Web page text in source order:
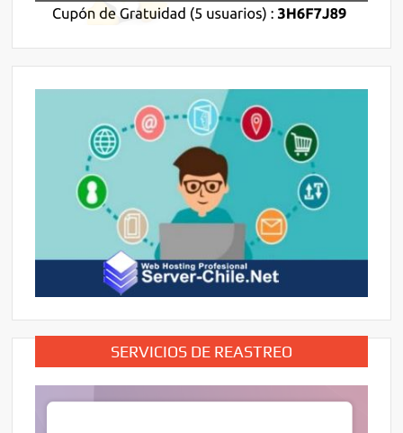
SERVICIOS DE REASTREO